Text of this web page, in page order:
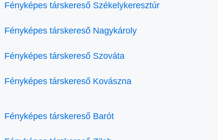
Fényképes társkereső Székelykeresztúr
Fényképes társkereső Nagykároly
Fényképes társkereső Szováta
Fényképes társkereső Kovászna
Fényképes társkereső Barót